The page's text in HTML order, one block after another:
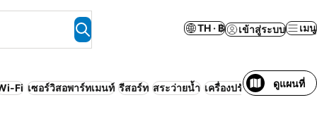
TH · ฿ เข้าสู่ระบบ เมนู
Fi เซอร์วิสอพาร์ทเมนท์ รีสอร์ท สระว่ายน้ำ เครื่องปรับอากาศ ไม่ต้อง
ดูแผนที่